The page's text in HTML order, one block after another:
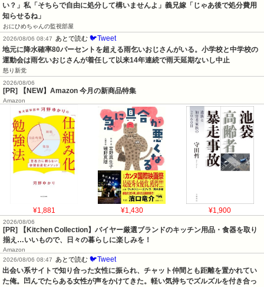
い？」私「そちらで自由に処分して構いませんよ」義兄嫁「じゃあ後で処分費用
知らせるね」
おにひめちゃんの監視部屋
2026/08/06 08:47
あとで読む 🐦Tweet
地元に降水確率80パーセントを超える雨乞いおじさんがいる。小学校と中学校の
運動会は雨乞いおじさんが着任して以来14年連続で雨天延期ないし中止
怒り新党
2026/08/06
[PR] 【NEW】Amazon 今月の新商品特集
Amazon
¥1,881 ¥1,430 ¥1,900
2026/08/06
[PR] 【Kitchen Collection】バイヤー厳選ブランドのキッチン用品・食器を取り
揃え…いいもので、日々の暮らしに楽しみを！
Amazon
2026/08/06 08:47
あとで読む 🐦Tweet
出会い系サイトで知り合った女性に振られ、チャット仲間とも距離を置かれてい
た俺。凹んでたらある女性が声をかけてきた。軽い気持ちでズルズルを付き合っ